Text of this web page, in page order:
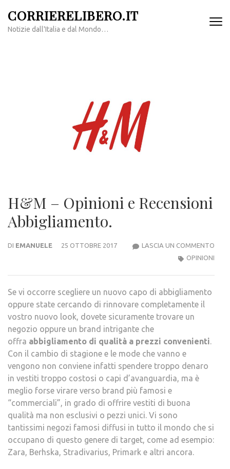
contenuto
CORRIERELIBERO.IT
Notizie dall'Italia e dal Mondo…
H&M – Opinioni e Recensioni
Abbigliamento.
DI EMANUELE 25 OTTOBRE 2017 LASCIA UN COMMENTO
OPINIONI
Se vi occorre scegliere un nuovo capo di abbigliamento
oppure state cercando di rinnovare completamente il
vostro nuovo look, dovete sicuramente trovare un
negozio oppure un brand intrigante che
offra abbigliamento di qualità a prezzi convenienti.
Con il cambio di stagione e le mode che vanno e
vengono non conviene infatti spendere troppo denaro
in vestiti troppo costosi o capi d’avanguardia, ma è
meglio forse virare verso brand più famosi e
“commerciali”, in grado di offrire vestiti di buona
qualità ma non esclusivi o pezzi unici. Vi sono
tantissimi negozi famosi diffusi in tutto il mondo che si
occupano di questo genere di target, come ad esempio:
Zara, Berhska, Stradivarius, Primark e altri ancora.